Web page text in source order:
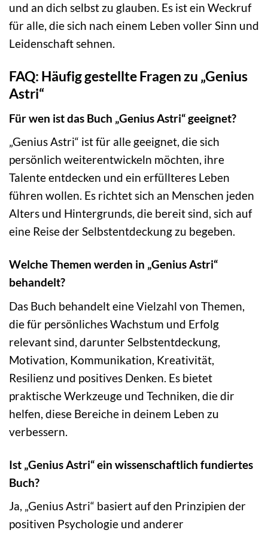
und an dich selbst zu glauben. Es ist ein Weckruf
für alle, die sich nach einem Leben voller Sinn und
Leidenschaft sehnen.
FAQ: Häufig gestellte Fragen zu „Genius
Astri“
Für wen ist das Buch „Genius Astri“ geeignet?
„Genius Astri“ ist für alle geeignet, die sich
persönlich weiterentwickeln möchten, ihre
Talente entdecken und ein erfüllteres Leben
führen wollen. Es richtet sich an Menschen jeden
Alters und Hintergrunds, die bereit sind, sich auf
eine Reise der Selbstentdeckung zu begeben.
Welche Themen werden in „Genius Astri“
behandelt?
Das Buch behandelt eine Vielzahl von Themen,
die für persönliches Wachstum und Erfolg
relevant sind, darunter Selbstentdeckung,
Motivation, Kommunikation, Kreativität,
Resilienz und positives Denken. Es bietet
praktische Werkzeuge und Techniken, die dir
helfen, diese Bereiche in deinem Leben zu
verbessern.
Ist „Genius Astri“ ein wissenschaftlich fundiertes
Buch?
Ja, „Genius Astri“ basiert auf den Prinzipien der
positiven Psychologie und anderer